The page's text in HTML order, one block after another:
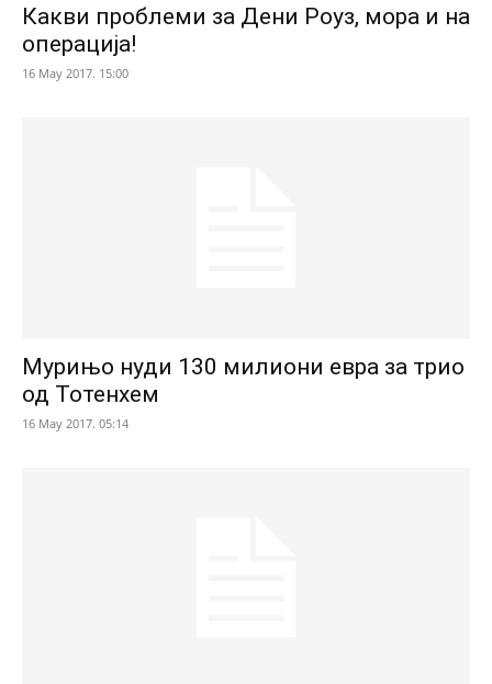
Какви проблеми за Дени Роуз, мора и на
операција!
16 May 2017. 15:00
Мурињо нуди 130 милиони евра за трио
од Тотенхем
16 May 2017. 05:14